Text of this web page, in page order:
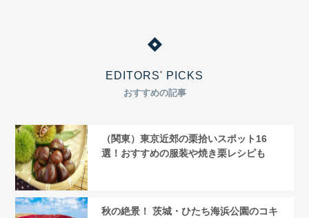
EDITORS' PICKS
おすすめの記事
（関東）東京近郊の栗拾いスポット16
選！おすすめの服装や焼き栗レシピも
秋の絶景！ 茨城・ひたち海浜公園のコキ